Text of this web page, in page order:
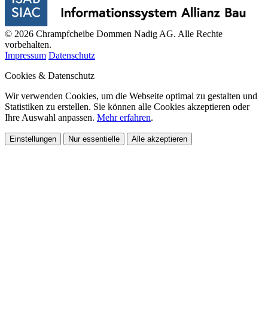
© 2026 Chrampfcheibe Dommen Nadig AG. Alle Rechte
vorbehalten.
Impressum Datenschutz
Cookies & Datenschutz
Wir verwenden Cookies, um die Webseite optimal zu gestalten und
Statistiken zu erstellen. Sie können alle Cookies akzeptieren oder
Ihre Auswahl anpassen. Mehr erfahren.
Einstellungen Nur essentielle Alle akzeptieren